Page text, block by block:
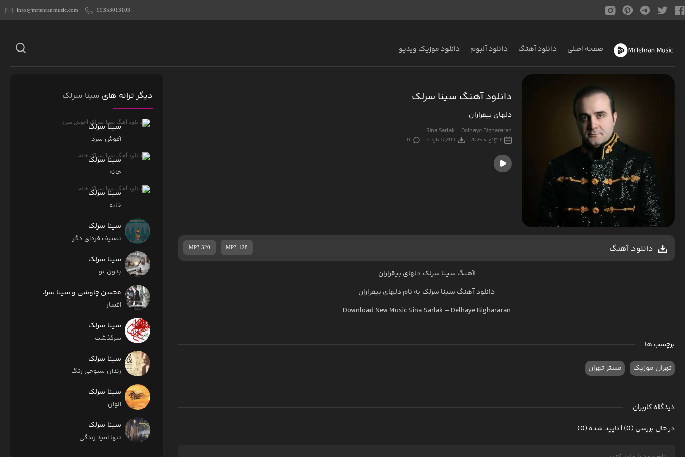
info@mrtehranmusic.com 09353013103
صفحه اصلی دانلود آهنگ دانلود آلبوم دانلود موزیک ویدیو
دانلود آهنگ سینا سرلک
دلهای بیقراران
Sina Sarlak - Delhaye Bighararan
9 ژانویه 2025 17,209 بازدید 0
دانلود آهنگ MP3 320 MP3 128
آهنگ سینا سرلک دلهای بیقراران
دانلود آهنگ سینا سرلک به نامدلهای بیقراران
Download New MusicSina Sarlak– Delhaye Bighararan
برچسب ها
تهران موزیک مستر تهران
دیدگاه کاربران
در حال بررسی (0) | تایید شده (0)
دیگر ترانه های سینا سرلک
سینا سرلک
آغوش سرد
سینا سرلک
خانه
سینا سرلک
خانه
سینا سرلک
تصنیف فردای دگر
سینا سرلک
بدون تو
محسن چاوشی و سینا سرلک
افسار
سینا سرلک
سرگذشت
سینا سرلک
رندان سبوحی رنگ
سینا سرلک
الوان
سینا سرلک
تنها امید زندگی